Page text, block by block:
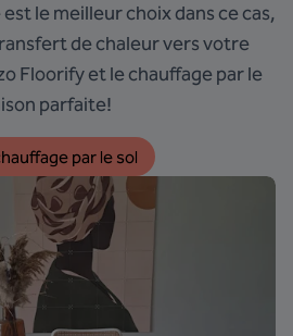
est le meilleur choix dans ce cas,
de chaleur vers votre
Floorify et le chauffage par le
parfaite!
par le sol